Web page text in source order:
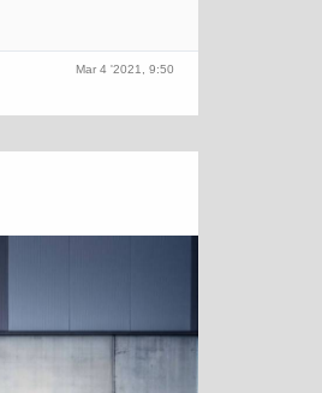
Mar 4 '2021, 9:50